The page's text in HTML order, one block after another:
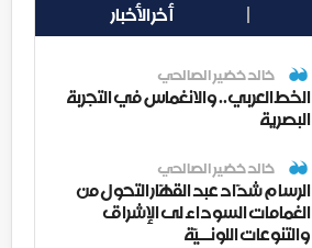
أخر الأخبار
خالد خضير الصالحي
الخط العربي.. والانغماس في التجربة
البصرية
خالد خضير الصالحي
الرسام شدّاد عبد القهّار التحول من
الغمامات السوداء لى الإشراق
والتنوعات اللونــيّة